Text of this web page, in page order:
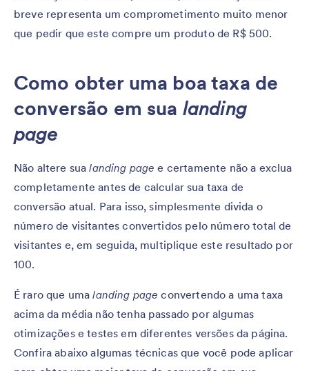
breve representa um comprometimento muito menor
que pedir que este compre um produto de R$ 500.
Como obter uma boa taxa de
conversão em sua landing
page
Não altere sualanding page e certamente não a exclua
completamente antes de calcular sua taxa de
conversão atual. Para isso, simplesmente divida o
número de visitantes convertidos pelo número total de
visitantes e, em seguida, multiplique este resultado por
100.
É raro que umalanding page convertendo a uma taxa
acima da média não tenha passado por algumas
otimizações e testes em diferentes versões da página.
Confira abaixo algumas técnicas que você pode aplicar